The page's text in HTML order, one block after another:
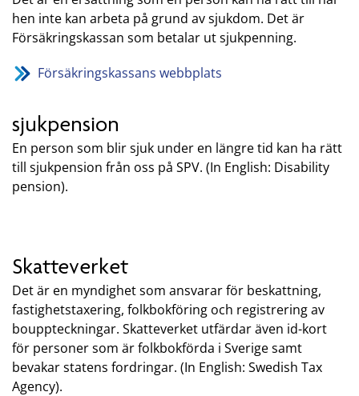
hen inte kan arbeta på grund av sjukdom. Det är
Försäkringskassan som betalar ut sjukpenning.
Försäkringskassans webbplats
sjukpension
En person som blir sjuk under en längre tid kan ha rätt
till sjukpension från oss på SPV. (In English: Disability
pension).
Skatteverket
Det är en myndighet som ansvarar för beskattning,
fastighetstaxering, folkbokföring och registrering av
bouppteckningar. Skatteverket utfärdar även id-kort
för personer som är folkbokförda i Sverige samt
bevakar statens fordringar. (In English: Swedish Tax
Agency).